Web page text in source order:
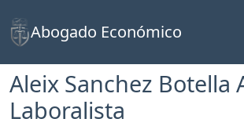
Abogado Económico
Aleix Sanchez Botella
Laboralista